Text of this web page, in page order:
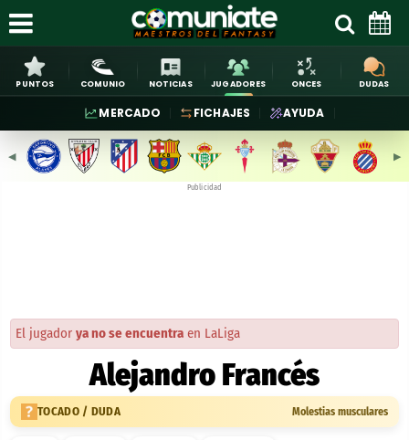
PUNTOS COMUNIO NOTICIAS JUGADORES ONCES DUDAS
MERCADO FICHAJES AYUDA
◀︎ ▶︎
Publicidad
El jugador ya no se encuentra en LaLiga
Alejandro Francés
TOCADO / DUDA Molestias musculares